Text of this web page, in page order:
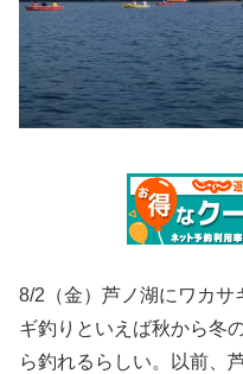
8/2（金）芦ノ湖にワカサ
ギ釣りといえば秋から冬
ら釣れるらしい。以前、